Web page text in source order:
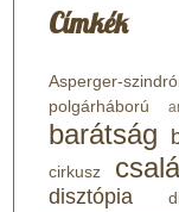
Címkék
Asperger-
polgárháború
barátság
cirkusz
disztópia